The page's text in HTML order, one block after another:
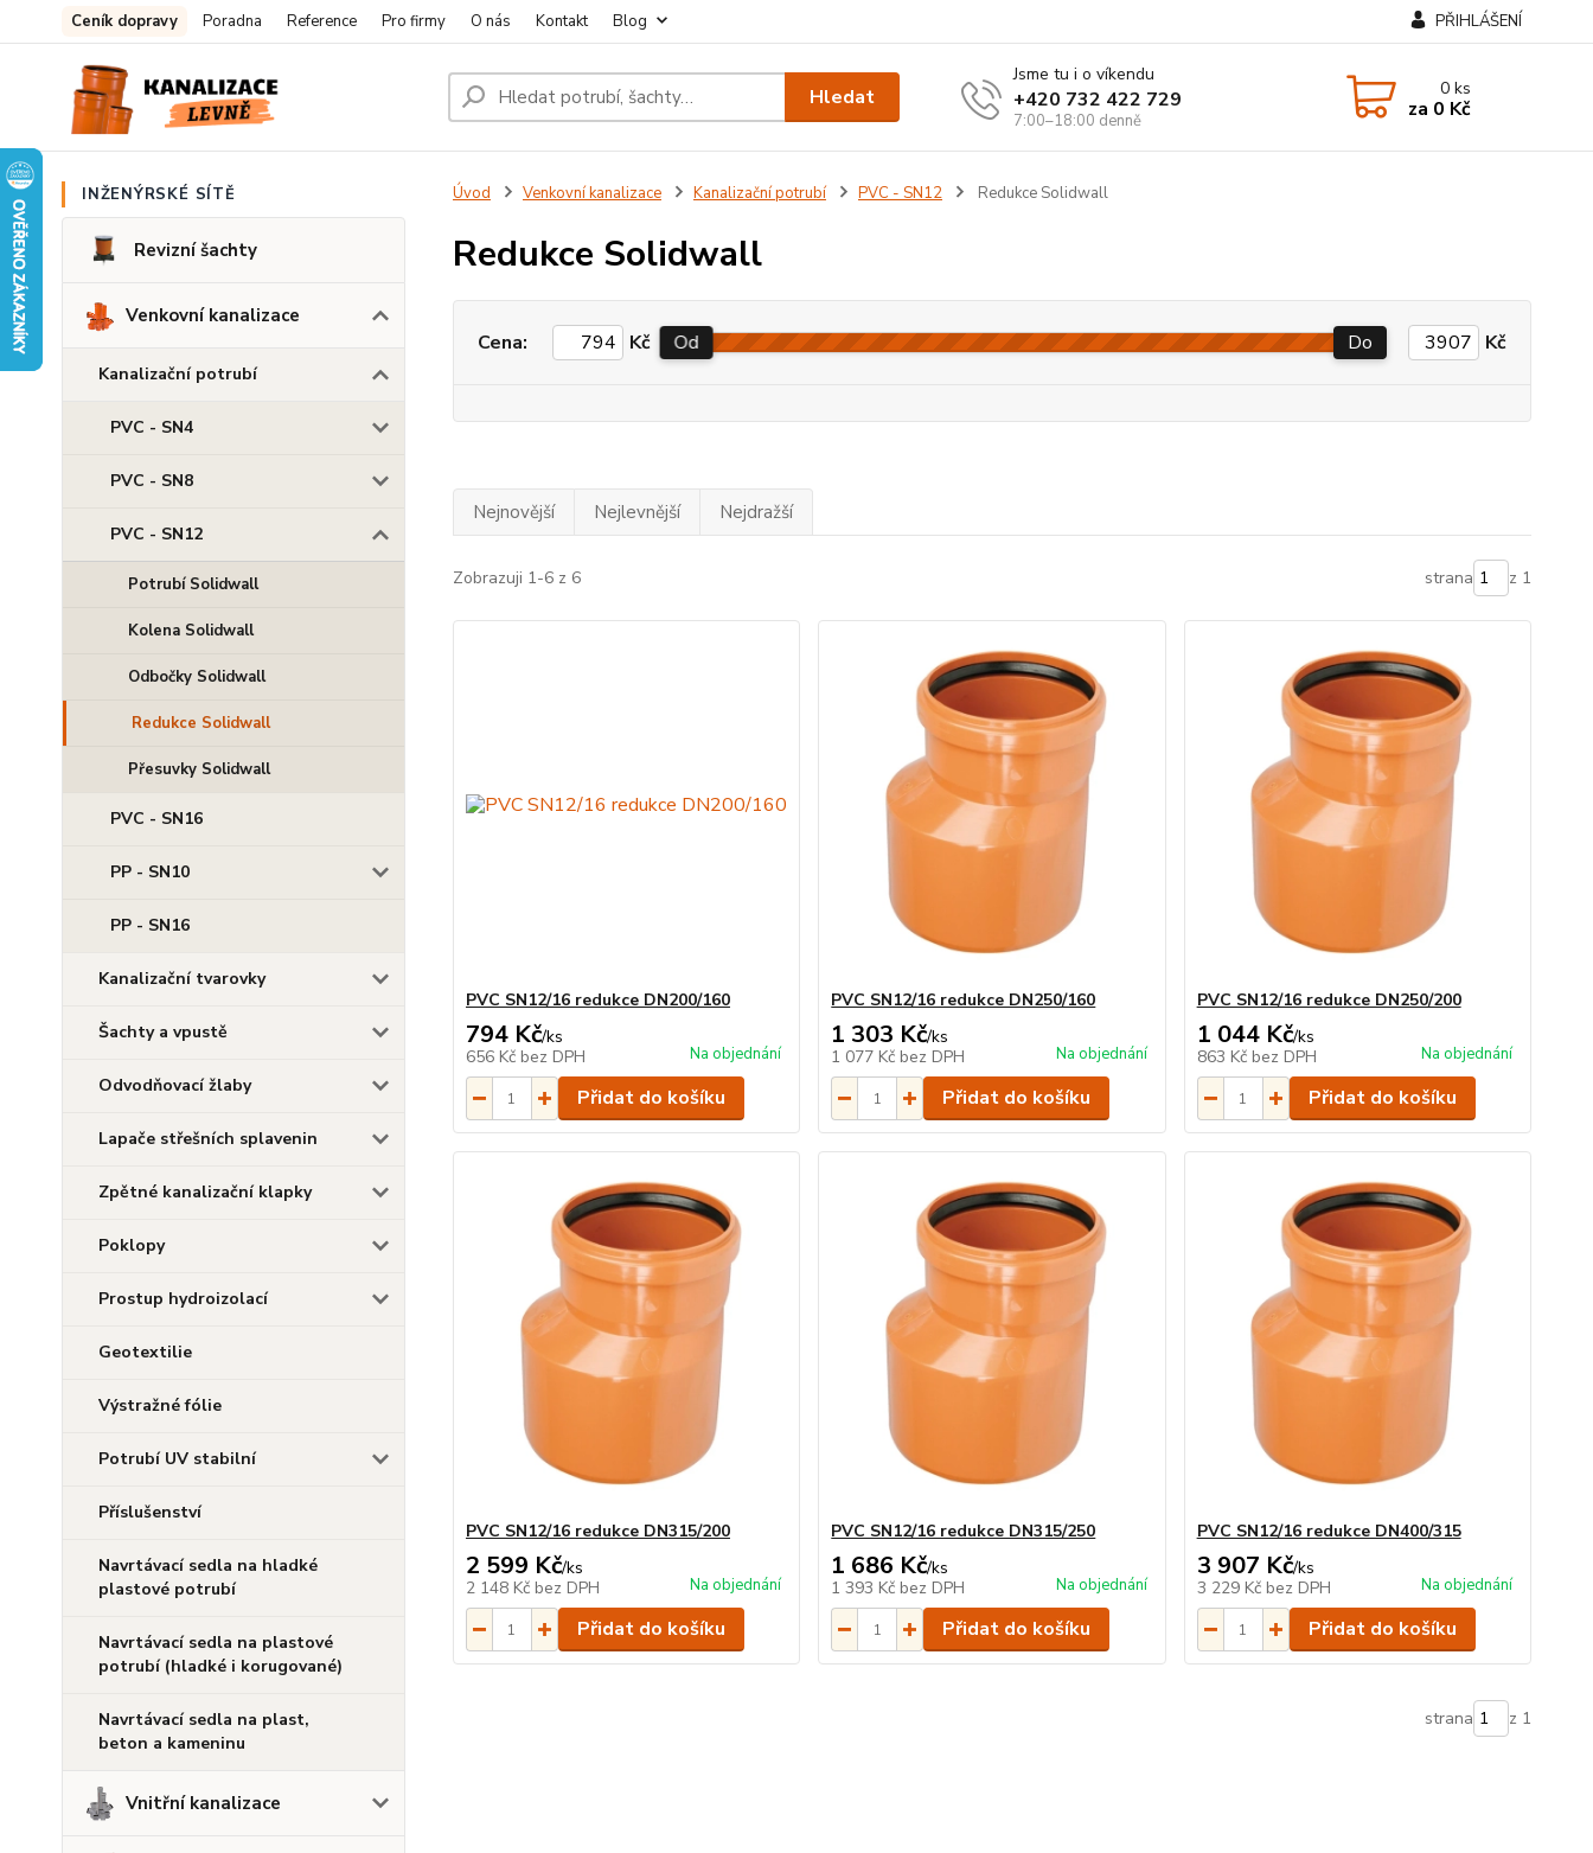
Ceník dopravy Poradna Reference Pro firmy O nás Kontakt Blog PŘIHLÁŠENÍ
Hledat
Jsme tu i o víkendu
+420 732 422 729
7:00–18:00 denně
0ks
za 0 Kč
INŽENÝRSKÉ SÍTĚ
Revizní šachty
Venkovní kanalizace
Kanalizační potrubí
PVC - SN4
PVC - SN8
PVC - SN12
Potrubí Solidwall
Kolena Solidwall
Odbočky Solidwall
Redukce Solidwall
Přesuvky Solidwall
PVC - SN16
PP - SN10
PP - SN16
Kanalizační tvarovky
Šachty a vpustě
Odvodňovací žlaby
Lapače střešních splavenin
Zpětné kanalizační klapky
Poklopy
Prostup hydroizolací
Geotextilie
Výstražné fólie
Potrubí UV stabilní
Příslušenství
Navrtávací sedla na hladké
plastové potrubí
Navrtávací sedla na plastové
potrubí (hladké i korugované)
Navrtávací sedla na plast,
beton a kameninu
Vnitřní kanalizace
Úvod Venkovní kanalizace Kanalizační potrubí PVC - SN12 Redukce Solidwall
Redukce Solidwall
Cena: Kč Od Do Kč
Nejnovější Nejlevnější Nejdražší
Zobrazuji 1-6 z 6 strana z 1
PVC SN12/16 redukce DN200/160
794 Kč/ks
656 Kč bez DPH Na objednání
Přidat do košíku
PVC SN12/16 redukce DN250/160
1 303 Kč/ks
1 077 Kč bez DPH Na objednání
Přidat do košíku
PVC SN12/16 redukce DN250/200
1 044 Kč/ks
863 Kč bez DPH Na objednání
Přidat do košíku
PVC SN12/16 redukce DN315/200
2 599 Kč/ks
2 148 Kč bez DPH Na objednání
Přidat do košíku
PVC SN12/16 redukce DN315/250
1 686 Kč/ks
1 393 Kč bez DPH Na objednání
Přidat do košíku
PVC SN12/16 redukce DN400/315
3 907 Kč/ks
3 229 Kč bez DPH Na objednání
Přidat do košíku
strana z 1